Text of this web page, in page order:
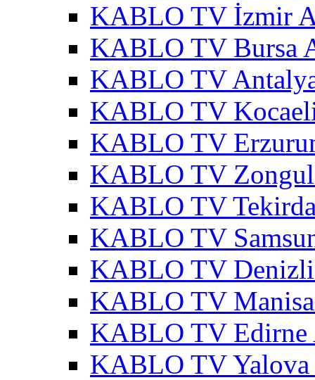
KABLO TV İzmir
KABLO TV Bursa
KABLO TV
KABLO TV
KABLO TV
KABLO TV
KABLO TV
KABLO TV
KABLO TV
KABLO TV
KABLO TV Edirne
KABLO TV